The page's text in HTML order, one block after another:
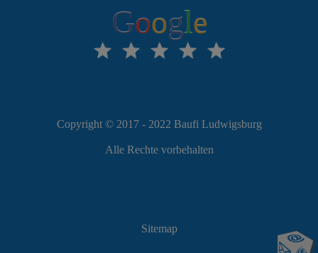
Google
Copyright © 2017 - 2022 Baufi Ludwigsburg
Alle Rechte vorbehalten
Sitemap